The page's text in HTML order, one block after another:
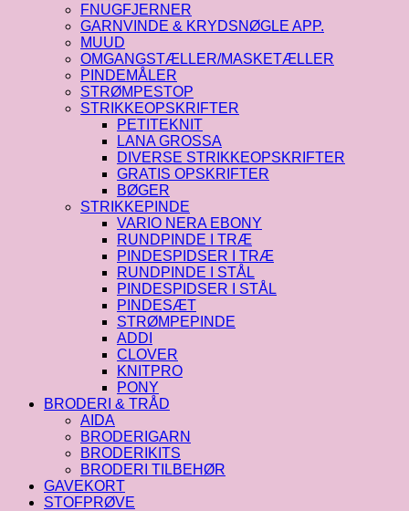
FNUGFJERNER
GARNVINDE & KRYDSNØGLE APP.
MUUD
OMGANGSTÆLLER/MASKETÆLLER
PINDEMÅLER
STRØMPESTOP
STRIKKEOPSKRIFTER
PETITEKNIT
LANA GROSSA
DIVERSE STRIKKEOPSKRIFTER
GRATIS OPSKRIFTER
BØGER
STRIKKEPINDE
VARIO NERA EBONY
RUNDPINDE I TRÆ
PINDESPIDSER I TRÆ
RUNDPINDE I STÅL
PINDESPIDSER I STÅL
PINDESÆT
STRØMPEPINDE
ADDI
CLOVER
KNITPRO
PONY
BRODERI & TRÅD
AIDA
BRODERIGARN
BRODERIKITS
BRODERI TILBEHØR
GAVEKORT
STOFPRØVE